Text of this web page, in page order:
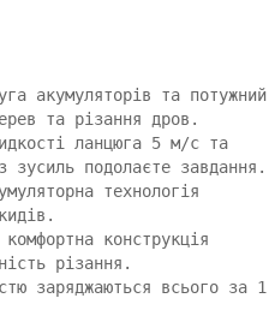
акумуляторів та потужний
та різання дров.
ланцюга 5 м/с та
подолаєте завдання.
технологія
конструкція
різання.
заряджаються всього за 1